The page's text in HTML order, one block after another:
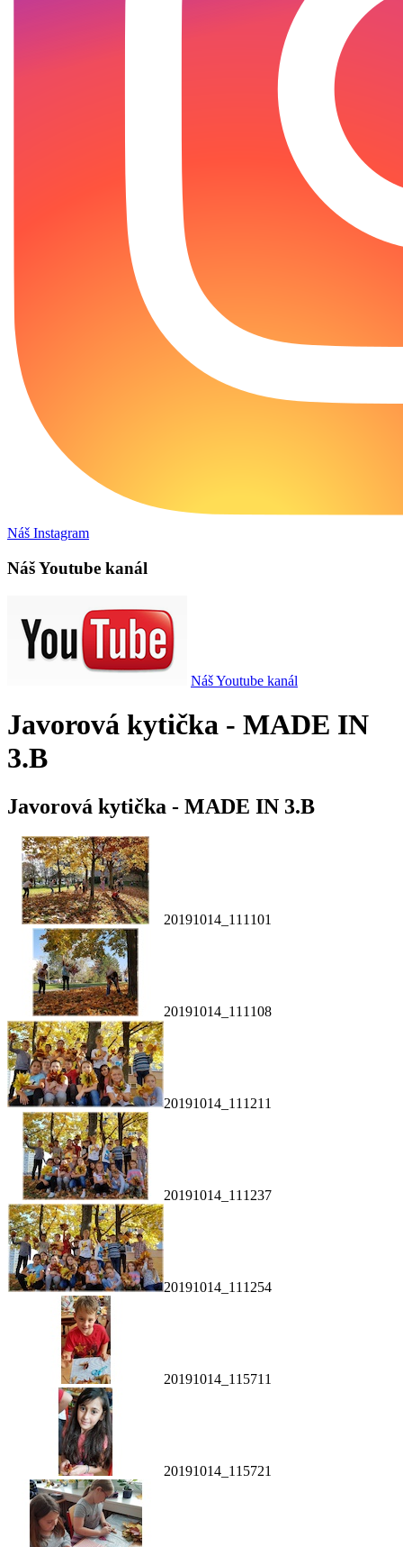
Náš Instagram
Náš Youtube kanál
Náš Youtube kanál
Javorová kytička - MADE IN
3.B
Javorová kytička - MADE IN 3.B
20191014_111101
20191014_111108
20191014_111211
20191014_111237
20191014_111254
20191014_115711
20191014_115721